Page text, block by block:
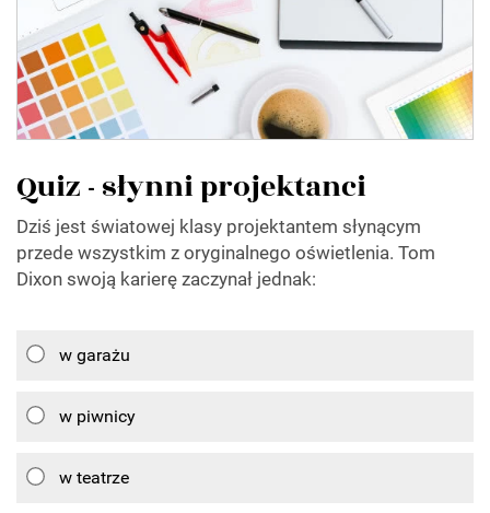
Quiz - słynni projektanci
Dziś jest światowej klasy projektantem słynącym
przede wszystkim z oryginalnego oświetlenia. Tom
Dixon swoją karierę zaczynał jednak:
w garażu
w piwnicy
w teatrze